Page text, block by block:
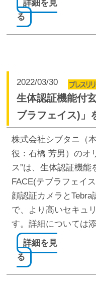
詳細を見
る
2022/03/30
生体認証機能付
ブラフェイス)」
株式会社シブタニ（
役：石橋 芳男）のオ
ス”は、生体認証機能
FACE(テブラフェイ
顔認証カメラと
で、より高いセキュ
す。詳細については
詳細を見
る